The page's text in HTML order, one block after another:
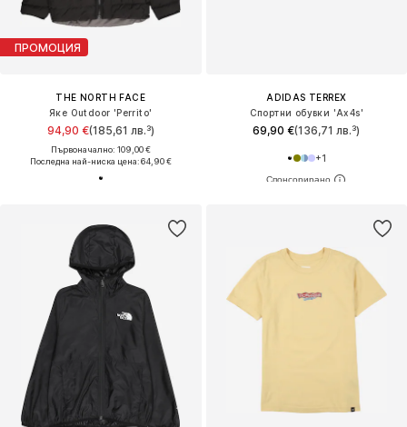
ПРОМОЦИЯ
THE NORTH FACE
Яке Outdoor 'Perrito'
94,90 €(185,61 лв.³)
Първоначално: 109,00 €
Последна най-ниска цена:64,90 €
ADIDAS TERREX
Спортни обувки 'Ax4s'
69,90 €(136,71 лв.³)
+1